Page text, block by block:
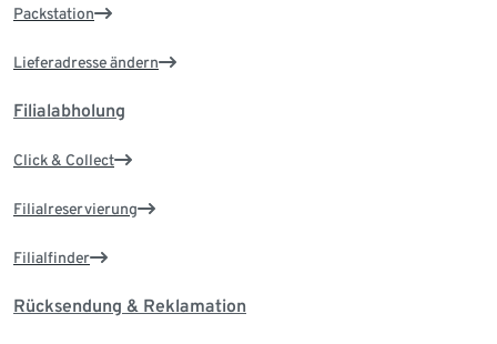
Packstation
Lieferadresse ändern
Filialabholung
Click & Collect
Filialreservierung
Filialfinder
Rücksendung & Reklamation